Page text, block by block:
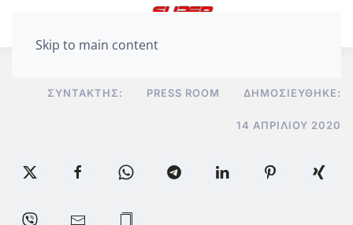
Skip to main content
ΣΥΝΤΆΚΤΗΣ: PRESS ROOM ΔΗΜΟΣΙΕΎΘΗΚΕ:
14 ΑΠΡΙΛΊΟΥ 2020